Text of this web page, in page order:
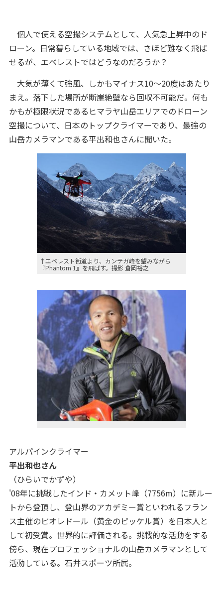
個人で使える空撮システムとして、人気急上昇中のド
ローン。日常暮らしている地域では、さほど難なく飛ば
せるが、エベレストではどうなのだろうか？
大気が薄くて強風、しかもマイナス10～20度はあたり
まえ。落下した場所が断崖絶壁なら回収不可能だ。何も
かもが極限状況であるヒマラヤ山岳エリアでのドローン
空撮について、日本のトップクライマーであり、最強の
山岳カメラマンである平出和也さんに聞いた。
↑エベレスト街道より、カンテガ峰を望みながら
『Phantom 1』を飛ばす。撮影 倉岡裕之
アルパインクライマー
平出和也さん
（ひらいでかずや）
'08年に挑戦したインド・カメット峰（7756m）に新ルー
トから登頂し、登山界のアカデミー賞といわれるフラン
ス主催のピオレドール（黄金のピッケル賞）を日本人と
して初受賞。世界的に評価される。挑戦的な活動をする
傍ら、現在プロフェッショナルの山岳カメラマンとして
活動している。石井スポーツ所属。